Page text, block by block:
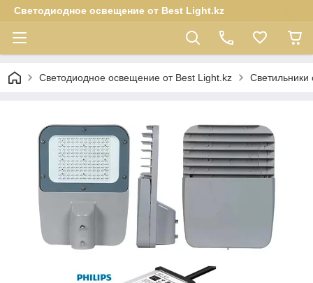
Светодиодное освещение от Best Light.kz
Светодиодное освещение от Best Light.kz